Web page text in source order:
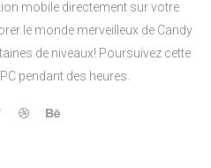
mobile directement sur votre
le monde merveilleux de Candy
de niveaux! Poursuivez cette
pendant des heures.